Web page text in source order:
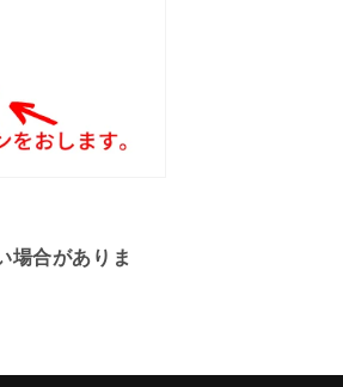
場合がありま